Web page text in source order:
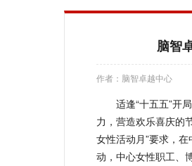
脑智
作者：脑智卓越中心
适逢“十五五”开
力，营造欢乐喜庆的
女性活动月”要求，
动，中心女性职工、